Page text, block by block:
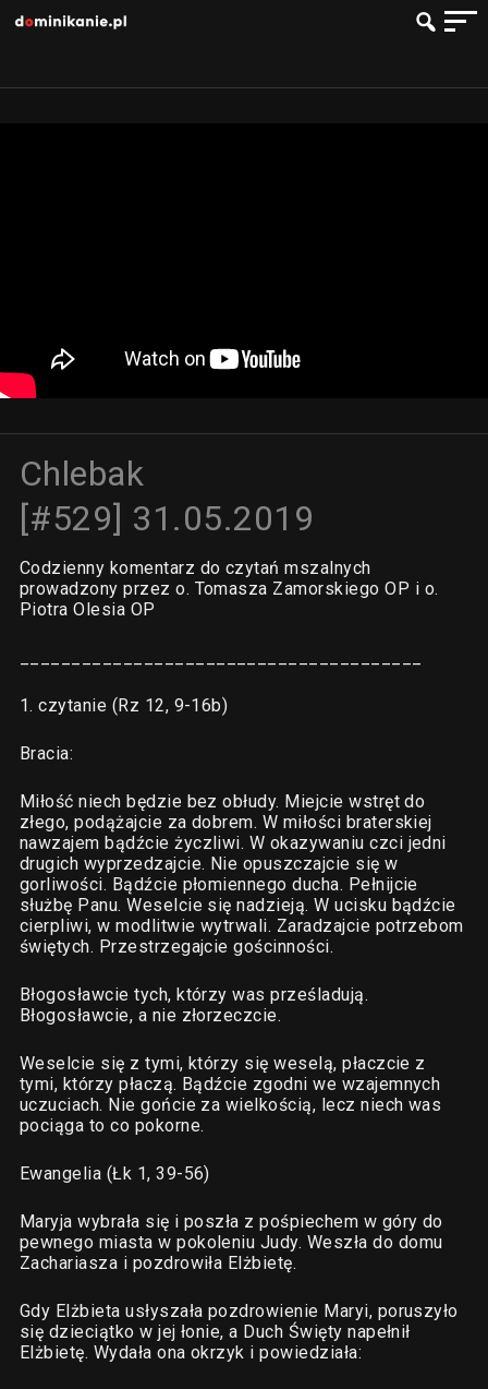
Chlebak
[#529] 31.05.2019
Codzienny komentarz do czytań mszalnych
prowadzony przez o. Tomasza Zamorskiego OP i o.
Piotra Olesia OP
1. czytanie (Rz 12, 9-16b)
Bracia:
Miłość niech będzie bez obłudy. Miejcie wstręt do
złego, podążajcie za dobrem. W miłości braterskiej
nawzajem bądźcie życzliwi. W okazywaniu czci jedni
drugich wyprzedzajcie. Nie opuszczajcie się w
gorliwości. Bądźcie płomiennego ducha. Pełnijcie
służbę Panu. Weselcie się nadzieją. W ucisku bądźcie
cierpliwi, w modlitwie wytrwali. Zaradzajcie potrzebom
świętych. Przestrzegajcie gościnności.
Błogosławcie tych, którzy was prześladują.
Błogosławcie, a nie złorzeczcie.
Weselcie się z tymi, którzy się weselą, płaczcie z
tymi, którzy płaczą. Bądźcie zgodni we wzajemnych
uczuciach. Nie gońcie za wielkością, lecz niech was
pociąga to co pokorne.
Ewangelia (Łk 1, 39-56)
Maryja wybrała się i poszła z pośpiechem w góry do
pewnego miasta w pokoleniu Judy. Weszła do domu
Zachariasza i pozdrowiła Elżbietę.
Gdy Elżbieta usłyszała pozdrowienie Maryi, poruszyło
się dzieciątko w jej łonie, a Duch Święty napełnił
Elżbietę. Wydała ona okrzyk i powiedziała: